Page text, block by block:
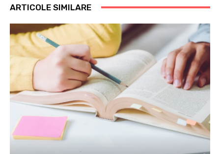
ARTICOLE SIMILARE